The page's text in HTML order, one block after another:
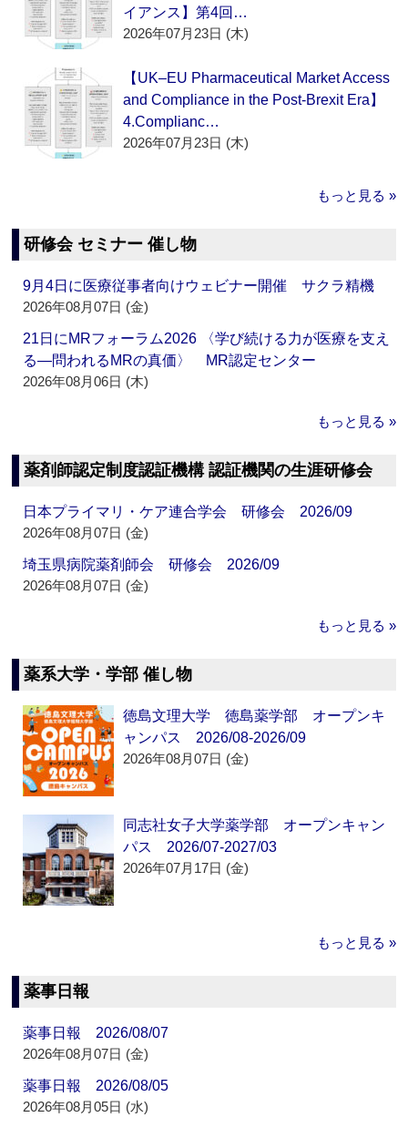
イアンス】第4回…
2026年07月23日 (木)
【UK–EU Pharmaceutical Market Access
and Compliance in the Post-Brexit Era】
4.Complianc…
2026年07月23日 (木)
もっと見る »
研修会 セミナー 催し物
9月4日に医療従事者向けウェビナー開催 サクラ精機
2026年08月07日 (金)
21日にMRフォーラム2026 〈学び続ける力が医療を支え
る―問われるMRの真価〉 MR認定センター
2026年08月06日 (木)
もっと見る »
薬剤師認定制度認証機構 認証機関の生涯研修会
日本プライマリ・ケア連合学会 研修会 2026/09
2026年08月07日 (金)
埼玉県病院薬剤師会 研修会 2026/09
2026年08月07日 (金)
もっと見る »
薬系大学・学部 催し物
徳島文理大学 徳島薬学部 オープンキ
ャンパス 2026/08-2026/09
2026年08月07日 (金)
同志社女子大学薬学部 オープンキャン
パス 2026/07-2027/03
2026年07月17日 (金)
もっと見る »
薬事日報
薬事日報 2026/08/07
2026年08月07日 (金)
薬事日報 2026/08/05
2026年08月05日 (水)